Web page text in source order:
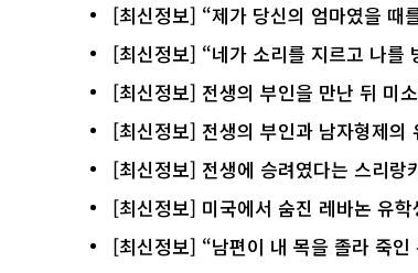
[최신정보] “제가 당신의 엄마였을 때
[최신정보] “네가 소리를 지르고 나를
[최신정보] 전생의 부인을 만난 뒤 미
[최신정보] 전생의 부인과 남자형제의
[최신정보] 전생에 승려였다는 스리랑
[최신정보] 미국에서 숨진 레바논 유
[최신정보] “남편이 내 목을 졸라 죽인